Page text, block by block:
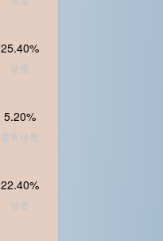
25.40%
珍贵
5.20%
非常珍贵
22.40%
珍贵